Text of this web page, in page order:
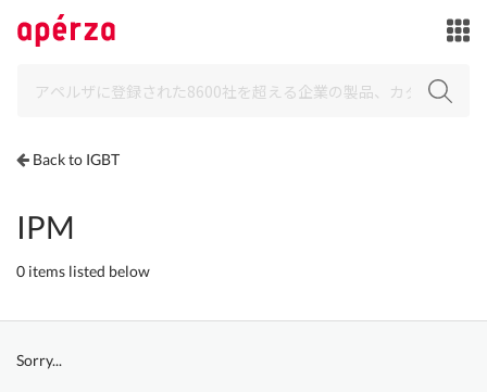
Back to IGBT
IPM
0 items listed below
Sorry...